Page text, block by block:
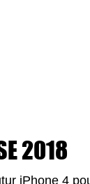
2018
iPhone 4